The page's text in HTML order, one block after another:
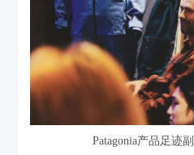
Patagonia产品足迹